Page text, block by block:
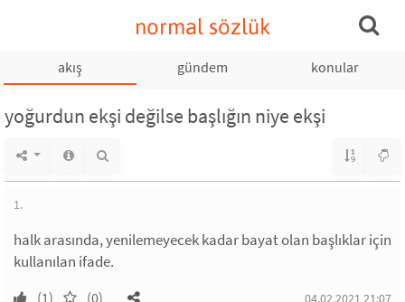
normal sözlük
akış gündem konular
yoğurdun ekşi değilse başlığın niye ekşi
1.
halk arasında, yenilemeyecek kadar bayat olan başlıklar için
kullanılan ifade.
(1) (0) 04.02.2021 21:07